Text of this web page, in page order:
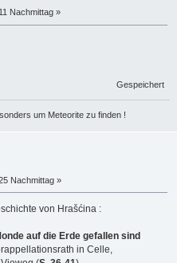
Nachmittag »
Gespeichert
um Meteorite zu finden !
Nachmittag »
von Hrašćina :
auf die Erde gefallen sind
in Celle,